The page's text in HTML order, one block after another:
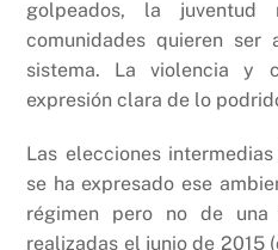
golpeados, la
comunidades quieren ser
sistema. La violencia y
expresión clara de lo
Las elecciones
se ha expresado ese
régimen pero no de
realizadas el junio de 2015